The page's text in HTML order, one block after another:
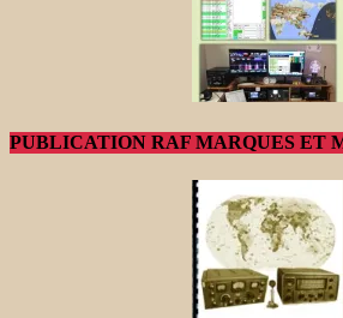
PUBLICATION RAF MARQUES ET